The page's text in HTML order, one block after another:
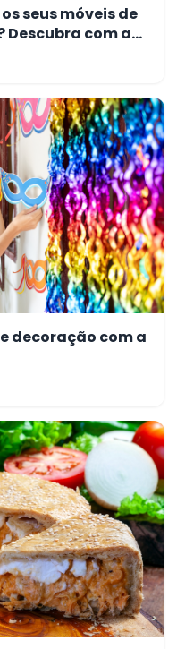
seus móveis de
com a
decoração com a